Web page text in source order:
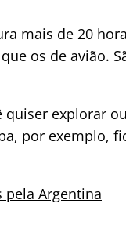
mais de 20
os de avião.
explorar
por exemplo,
pela Argentina